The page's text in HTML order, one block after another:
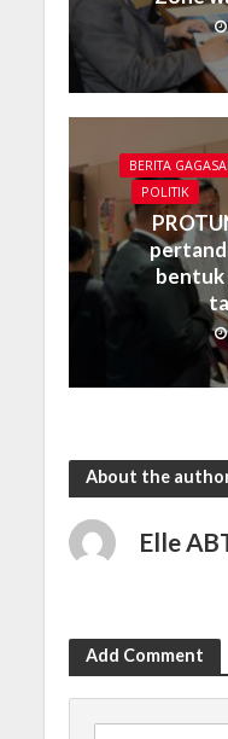
BERITA
POLITIK
bentuk
About the
Elle
Add Comment